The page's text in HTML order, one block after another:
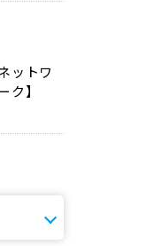
ットワ
ク】